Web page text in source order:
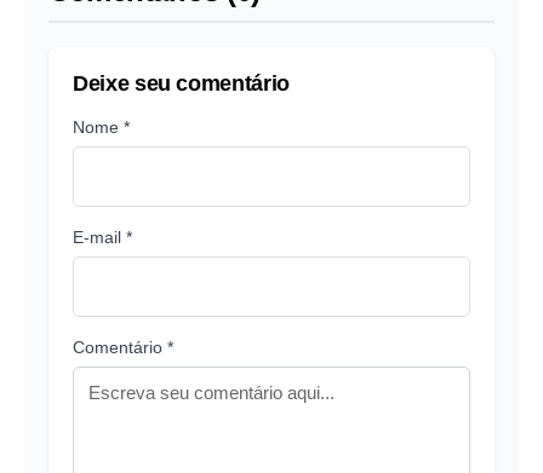
Deixe seu comentário
Nome *
E-mail *
Comentário *